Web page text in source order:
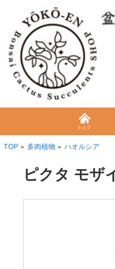
TOP > 多肉植物 > ハオルシア
ピクタ モ